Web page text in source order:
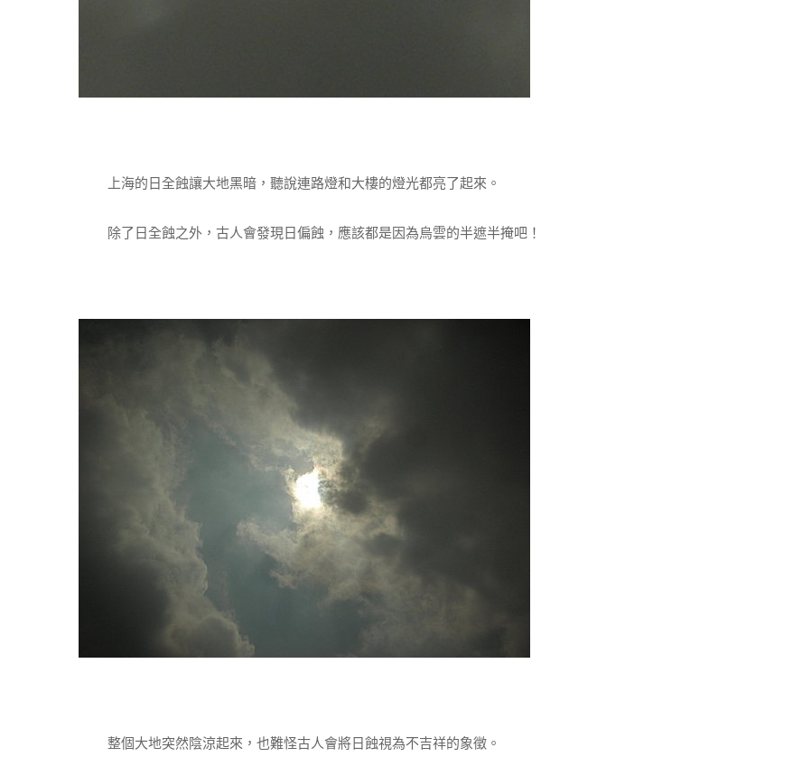
上海的日全蝕讓大地黑暗，聽說連路燈和大樓的燈光都亮了起來。
除了日全蝕之外，古人會發現日偏蝕，應該都是因為烏雲的半遮半掩吧！
整個大地突然陰涼起來，也難怪古人會將日蝕視為不吉祥的象徵。